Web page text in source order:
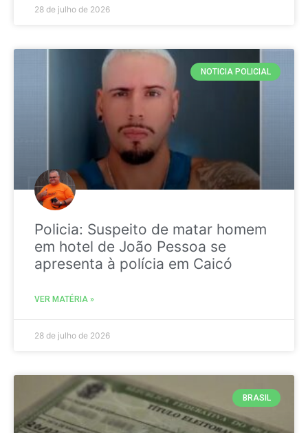
28 de julho de 2026
NOTICIA POLICIAL
Policia: Suspeito de matar homem
em hotel de João Pessoa se
apresenta à polícia em Caicó
VER MATÉRIA »
28 de julho de 2026
BRASIL